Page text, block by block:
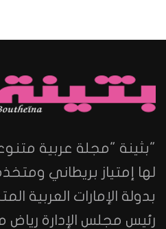
"بثينة "مجلة عربية
لها إمتياز بريطاني
بدولة الإمارات العربية
رئيس مجلس الإدارة